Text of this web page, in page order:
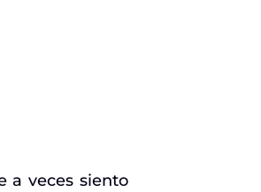
a veces siento